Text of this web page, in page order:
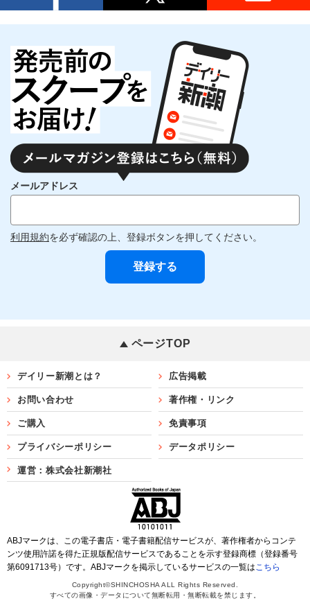
メールアドレス
利用規約を必ず確認の上、登録ボタンを押してください。
ページTOP
デイリー新潮とは？ 広告掲載
お問い合わせ 著作権・リンク
ご購入 免責事項
プライバシーポリシー データポリシー
運営：株式会社新潮社
ABJマークは、この電子書店・電子書籍配信サービスが、著作権者からコンテ
ンツ使用許諾を得た正規版配信サービスであることを示す登録商標（登録番号
第6091713号）です。ABJマークを掲示しているサービスの一覧はこちら
Copyright©SHINCHOSHA ALL Rights Reserved.
すべての画像・データについて無断転用・無断転載を禁じます。